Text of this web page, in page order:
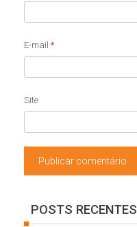
E-mail *
Site
POSTS RECENTES